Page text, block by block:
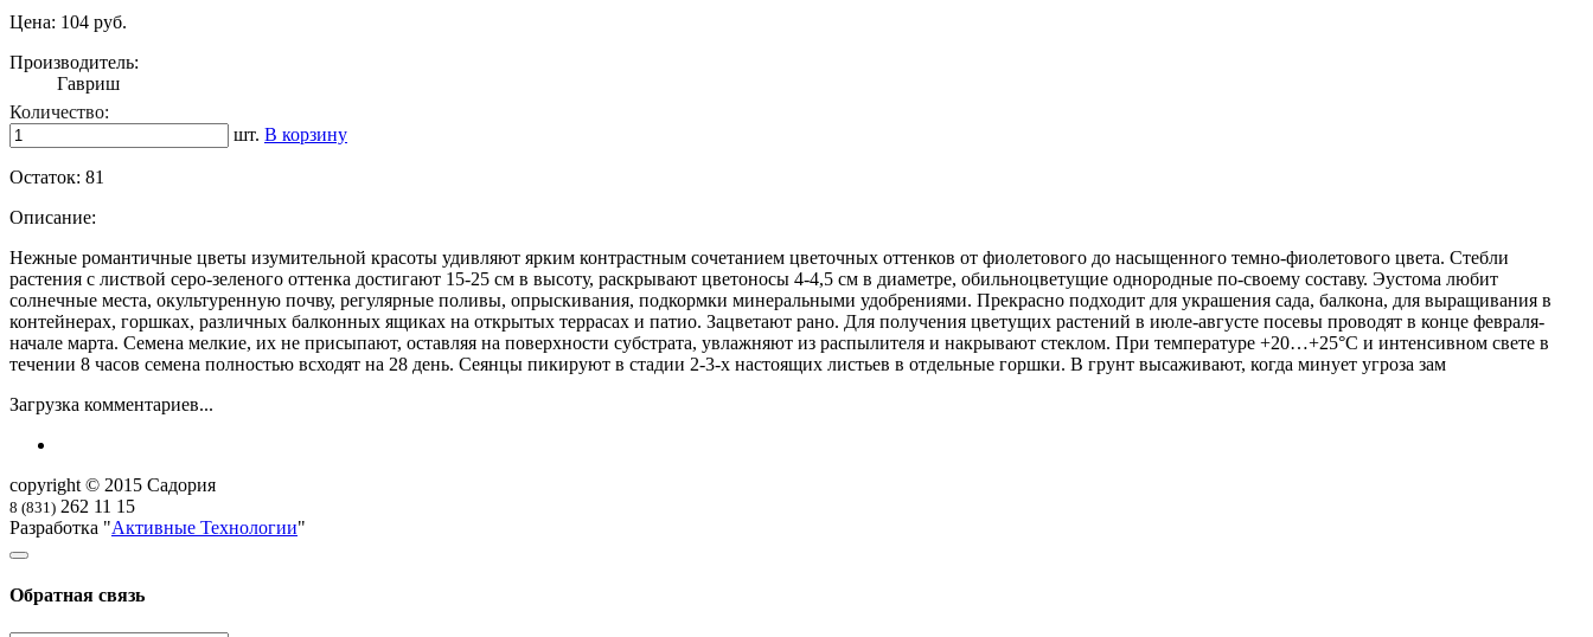
Цена: 104 руб.
Производитель:
Гавриш
Количество:
шт. В корзину
Остаток: 81
Описание:
Нежные романтичные цветы изумительной красоты удивляют ярким контрастным сочетанием цветочных оттенков от фиолетового до насыщенного темно-фиолетового цвета. Стебли
растения с листвой серо-зеленого оттенка достигают 15-25 см в высоту, раскрывают цветоносы 4-4,5 см в диаметре, обильноцветущие однородные по-своему составу. Эустома любит
солнечные места, окультуренную почву, регулярные поливы, опрыскивания, подкормки минеральными удобрениями. Прекрасно подходит для украшения сада, балкона, для выращивания в
контейнерах, горшках, различных балконных ящиках на открытых террасах и патио. Зацветают рано. Для получения цветущих растений в июле-августе посевы проводят в конце февраля-
начале марта. Семена мелкие, их не присыпают, оставляя на поверхности субстрата, увлажняют из распылителя и накрывают стеклом. При температуре +20…+25°С и интенсивном свете в
течении 8 часов семена полностью всходят на 28 день. Сеянцы пикируют в стадии 2-3-х настоящих листьев в отдельные горшки. В грунт высаживают, когда минует угроза зам
Загрузка комментариев...
copyright © 2015 Садория
8 (831) 262 11 15
Разработка "Активные Технологии"
Обратная связь